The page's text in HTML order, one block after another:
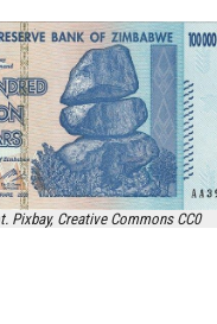
Pixbay, Creative Commons CC0